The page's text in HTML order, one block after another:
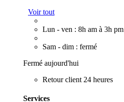
Voir tout
Lun - ven : 8h am à 3h pm
Sam - dim : fermé
Fermé aujourd'hui
Retour client 24 heures
Services